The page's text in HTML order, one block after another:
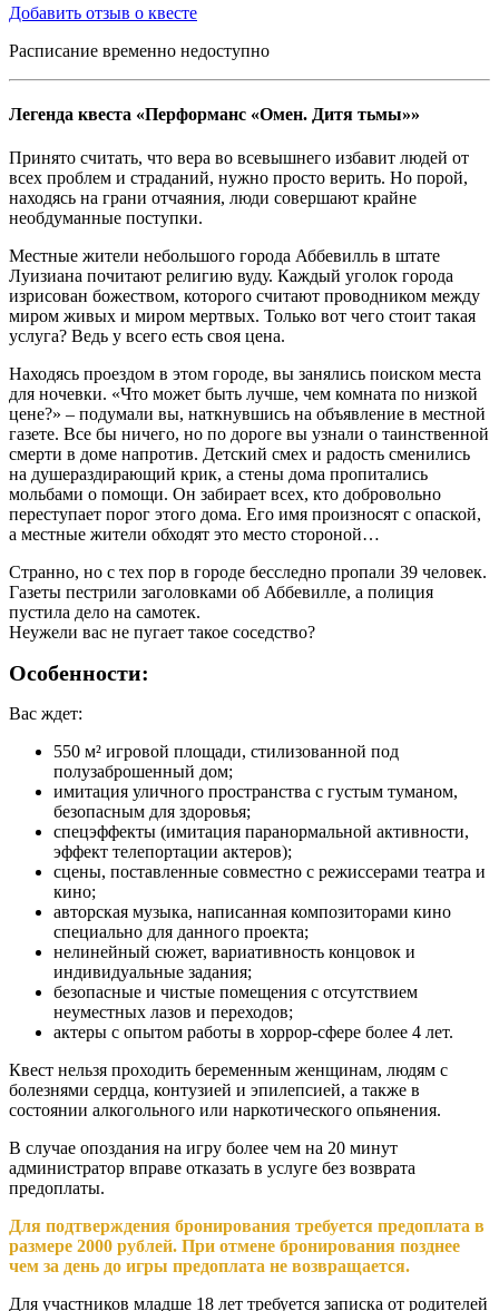
Добавить отзыв о квесте
Расписание временно недоступно
Легенда квеста «Перформанс «Омен. Дитя тьмы»»
Принято считать, что вера во всевышнего избавит людей от
всех проблем и страданий, нужно просто верить. Но порой,
находясь на грани отчаяния, люди совершают крайне
необдуманные поступки.
Местные жители небольшого города Аббевилль в штате
Луизиана почитают религию вуду. Каждый уголок города
изрисован божеством, которого считают проводником между
миром живых и миром мертвых. Только вот чего стоит такая
услуга? Ведь у всего есть своя цена.
Находясь проездом в этом городе, вы занялись поиском места
для ночевки. «Что может быть лучше, чем комната по низкой
цене?» – подумали вы, наткнувшись на объявление в местной
газете. Все бы ничего, но по дороге вы узнали о таинственной
смерти в доме напротив. Детский смех и радость сменились
на душераздирающий крик, а стены дома пропитались
мольбами о помощи. Он забирает всех, кто добровольно
переступает порог этого дома. Его имя произносят с опаской,
а местные жители обходят это место стороной…
Странно, но с тех пор в городе бесследно пропали 39 человек.
Газеты пестрили заголовками об Аббевилле, а полиция
пустила дело на самотек.
Неужели вас не пугает такое соседство?
Особенности:
Вас ждет:
550 м² игровой площади, стилизованной под
полузаброшенный дом;
имитация уличного пространства с густым туманом,
безопасным для здоровья;
спецэффекты (имитация паранормальной активности,
эффект телепортации актеров);
сцены, поставленные совместно с режиссерами театра и
кино;
авторская музыка, написанная композиторами кино
специально для данного проекта;
нелинейный сюжет, вариативность концовок и
индивидуальные задания;
безопасные и чистые помещения с отсутствием
неуместных лазов и переходов;
актеры с опытом работы в хоррор-сфере более 4 лет.
Квест нельзя проходить беременным женщинам, людям с
болезнями сердца, контузией и эпилепсией, а также в
состоянии алкогольного или наркотического опьянения.
В случае опоздания на игру более чем на 20 минут
администратор вправе отказать в услуге без возврата
предоплаты.
Для подтверждения бронирования требуется предоплата в
размере 2000 рублей. При отмене бронирования позднее
чем за день до игры предоплата не возвращается.
Для участников младше 18 лет требуется записка от родителей